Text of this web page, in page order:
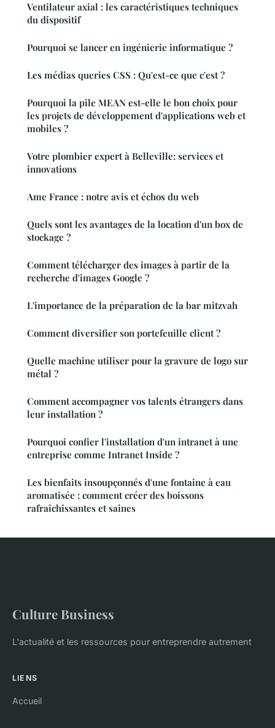
Ventilateur axial : les caractéristiques techniques
du dispositif
Pourquoi se lancer en ingénierie informatique ?
Les médias queries CSS : Qu'est-ce que c'est ?
Pourquoi la pile MEAN est-elle le bon choix pour
les projets de développement d'applications web et
mobiles ?
Votre plombier expert à Belleville: services et
innovations
Ame France : notre avis et échos du web
Quels sont les avantages de la location d'un box de
stockage ?
Comment télécharger des images à partir de la
recherche d'images Google ?
L'importance de la préparation de la bar mitzvah
Comment diversifier son portefeuille client ?
Quelle machine utiliser pour la gravure de logo sur
métal ?
Comment accompagner vos talents étrangers dans
leur installation ?
Pourquoi confier l'installation d'un intranet à une
entreprise comme Intranet Inside ?
Les bienfaits insoupçonnés d'une fontaine à eau
aromatisée : comment créer des boissons
rafraîchissantes et saines
Culture Business
L'actualité et les ressources pour entreprendre autrement
LIENS
Accueil